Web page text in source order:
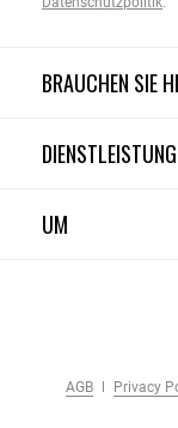
BRAUCHEN SIE
UM
AGB Privacy